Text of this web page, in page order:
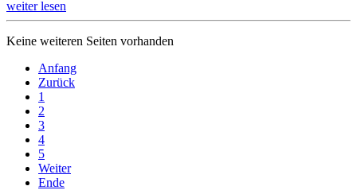
weiter lesen
Keine weiteren Seiten vorhanden
Anfang
Zurück
1
2
3
4
5
Weiter
Ende